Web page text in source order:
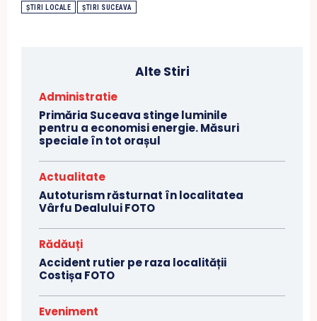
ȘTIRI LOCALE ȘTIRI SUCEAVA
Alte Stiri
Administratie
Primăria Suceava stinge luminile
pentru a economisi energie. Măsuri
speciale în tot orașul
Actualitate
Autoturism răsturnat în localitatea
Vârfu Dealului FOTO
Rădăuți
Accident rutier pe raza localității
Costișa FOTO
Eveniment